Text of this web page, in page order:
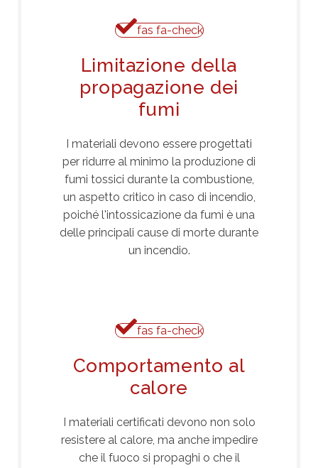
fas fa-check
Limitazione della
propagazione dei
fumi
I materiali devono essere progettati
per ridurre al minimo la produzione di
fumi tossici durante la combustione,
un aspetto critico in caso di incendio,
poiché l'intossicazione da fumi è una
delle principali cause di morte durante
un incendio.
fas fa-check
Comportamento al
calore
I materiali certificati devono non solo
resistere al calore, ma anche impedire
che il fuoco si propaghi o che il